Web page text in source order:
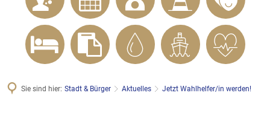
Sie sind hier: Stadt & Bürger Aktuelles Jetzt Wahlhelfer/in werden!